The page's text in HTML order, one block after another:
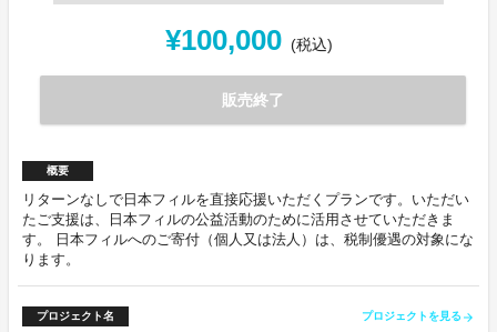
¥100,000 (税込)
販売終了
概要
リターンなしで日本フィルを直接応援いただくプランです。いただい
たご支援は、日本フィルの公益活動のために活用させていただきま
す。 日本フィルへのご寄付（個人又は法人）は、税制優遇の対象にな
ります。
プロジェクト名 プロジェクトを見る arrow_forward